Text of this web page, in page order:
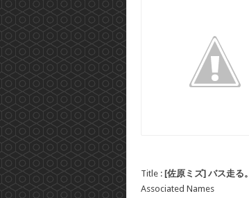
Title : [佐原ミズ] バス走る。
Associated Names